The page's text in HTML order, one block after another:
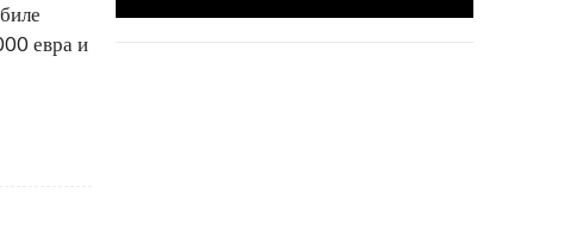
евра и